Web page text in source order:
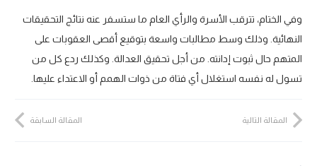
وفي الختام، تترقب الأسرة والرأي العام ما ستسفر عنه نتائج التحقيقات
النهائية. وذلك وسط مطالبات واسعة بتوقيع أقصى العقوبات على
المتهم حال ثبوت إدانته. من أجل تحقيق العدالة. وكذلك ردع كل من
تسول له نفسه استغلال أي فتاة من ذوات الهمم أو الاعتداء عليها.
المقالة السابقة المقالة التالية